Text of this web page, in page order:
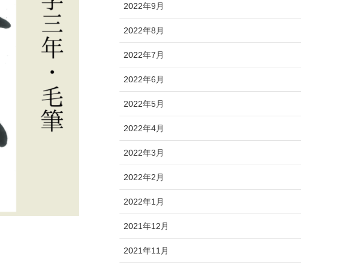
2022年9月
2022年8月
2022年7月
2022年6月
2022年5月
2022年4月
2022年3月
2022年2月
2022年1月
2021年12月
2021年11月